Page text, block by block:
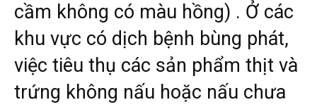
cầm không có màu hồng) . Ở các
khu vực có dịch bệnh bùng phát,
việc tiêu thụ các sản phẩm thịt và
trứng không nấu hoặc nấu chưa